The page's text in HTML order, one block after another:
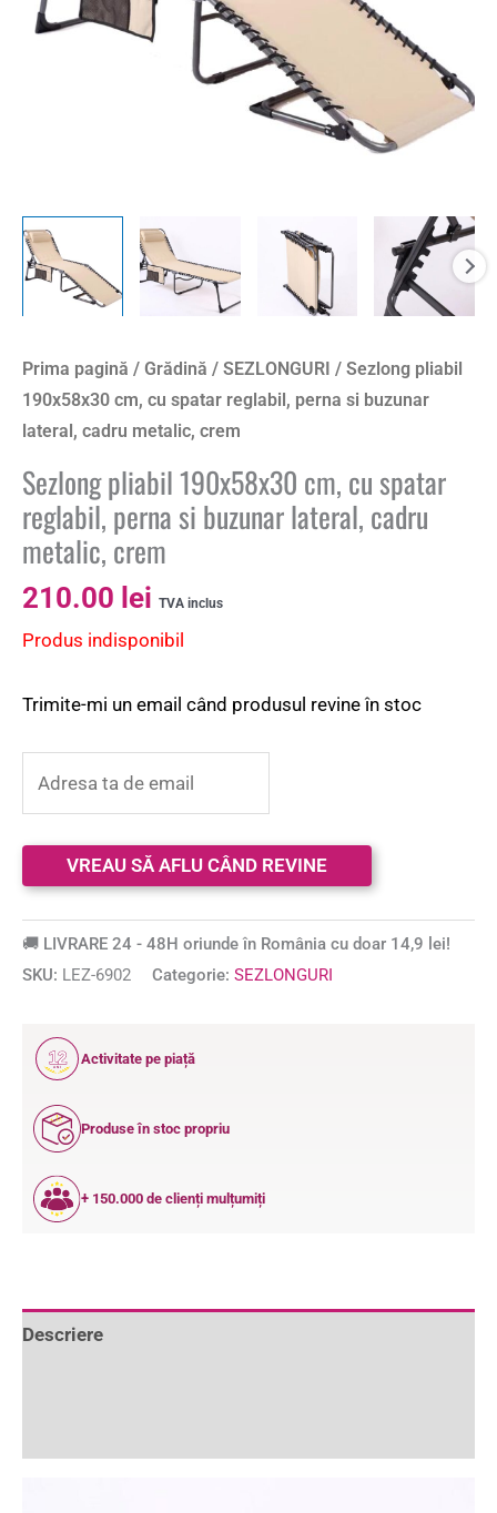
Prima pagină / Grădină / SEZLONGURI / Sezlong pliabil
190x58x30 cm, cu spatar reglabil, perna si buzunar
lateral, cadru metalic, crem
Sezlong pliabil 190x58x30 cm, cu spatar
reglabil, perna si buzunar lateral, cadru
metalic, crem
210.00 lei TVA inclus
Produs indisponibil
Trimite-mi un email când produsul revine în stoc
🚚 LIVRARE 24 - 48H oriunde în România cu doar 14,9 lei!
SKU: LEZ-6902 Categorie: SEZLONGURI
12
ANI
Activitate pe piață
Produse în stoc propriu
+ 150.000 de clienți mulțumiți
Descriere